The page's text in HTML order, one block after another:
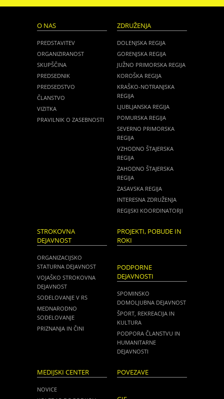
O NAS
PREDSTAVITEV
ORGANIZIRANOST
SKUPŠČINA
PREDSEDNIK
PREDSEDSTVO
ČLANSTVO
VIZITKA
PRAVILNIK O ZASEBNOSTI
ZDRUŽENJA
DOLENJSKA REGIJA
GORENJSKA REGIJA
JUŽNO PRIMORSKA REGIJA
KOROŠKA REGIJA
KRAŠKO-NOTRANJSKA
REGIJA
LJUBLJANSKA REGIJA
POMURSKA REGIJA
SEVERNO PRIMORSKA
REGIJA
VZHODNO ŠTAJERSKA
REGIJA
ZAHODNO ŠTAJERSKA
REGIJA
ZASAVSKA REGIJA
INTERESNA ZDRUŽENJA
REGIJSKI KOORDINATORJI
STROKOVNA
DEJAVNOST
ORGANIZACIJSKO
STATURNA DEJAVNOST
VOJAŠKO STROKOVNA
DEJAVNOST
SODELOVANJE V RS
MEDNARODNO
SODELOVANJE
PRIZNANJA IN ČINI
PROJEKTI, POBUDE IN
ROKI
PODPORNE
DEJAVNOSTI
SPOMINSKO
DOMOLJUBNA DEJAVNOST
ŠPORT, REKREACIJA IN
KULTURA
PODPORA ČLANSTVU IN
HUMANITARNE
DEJAVNOSTI
MEDIJSKI CENTER
NOVICE
POVEZAVE